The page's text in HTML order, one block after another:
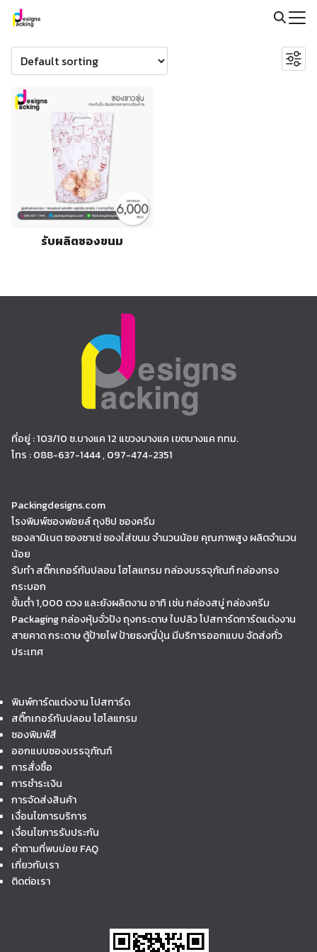
Skip
content
for:
for:
@packingdesigns
รับผลิตซองขนม
ที่อยู่ : 103/10 ซ.บางแค 12 แขวงบางแค เขตบางแค กทม.
โทร : 088-637-1444 , 097-474-2351
Packingdesigns.com
โรงพิมพ์ซองฟอยล์ ถุงซิป ซองครีม
ซองลามิเนต ซองซาเช่ ซองใส่ขนม จำนวนน้อย คุณภาพสูง ผลิตจำนวน
น้อย
รับทำ สติ๊กเกอร์กันปลอม โฮโลแกรม กล่องบรรจุภัณฑ์ กล่องทรง
กระบอก
ขั้นต่ำ 1,000 ดวง และยังผลิตงาน อาทิ เช่น กล่องสบู่ กล่องครีม
Packaging กล่องหุ้มจั่วปัง ถุงกระดาษ ใบปลิว โปสการ์ดการ์ดแต่งงาน
สายคาด กระดาษ ตู้ป้ายไฟ ป้ายธงญี่ปุ่น มีบริการออกแบบ จัดส่งทั่ว
ประเทศ
พิมพ์การ์ดแต่งงาน โปสการ์ด
สติ๊กเกอร์กันปลอม โฮโลแกรม
ซองพิมพ์สี
ออกแบบซองบรรจุภัณฑ์
การสั่งซื้อ
การชำระเงิน
การจัดส่งสินค้า
เงื่อนไขการบริการ
เงื่อนไขการรับประกัน
คำถามที่พบบ่อย FAQ
เกี่ยวกับเรา
ติดต่อเรา